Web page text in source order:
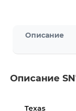
Описание
Описание